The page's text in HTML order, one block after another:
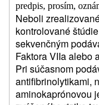
predpis, prosím,
Neboli
kontrolované
sekvenčným
Faktora VIIa alebo
Pri súčasnom
antifibrinolytikami,
aminokaprónovou